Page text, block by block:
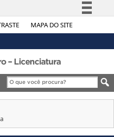
MAPA DO SITE
Simplifique!
Legislação
Canais
– Licenciatura